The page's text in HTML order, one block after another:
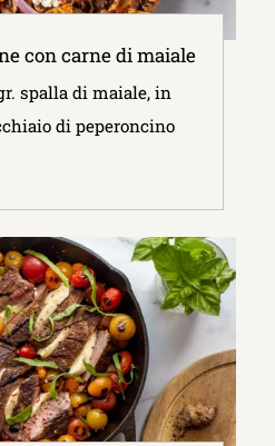
con carne di maiale
spalla di maiale, in
di peperoncino